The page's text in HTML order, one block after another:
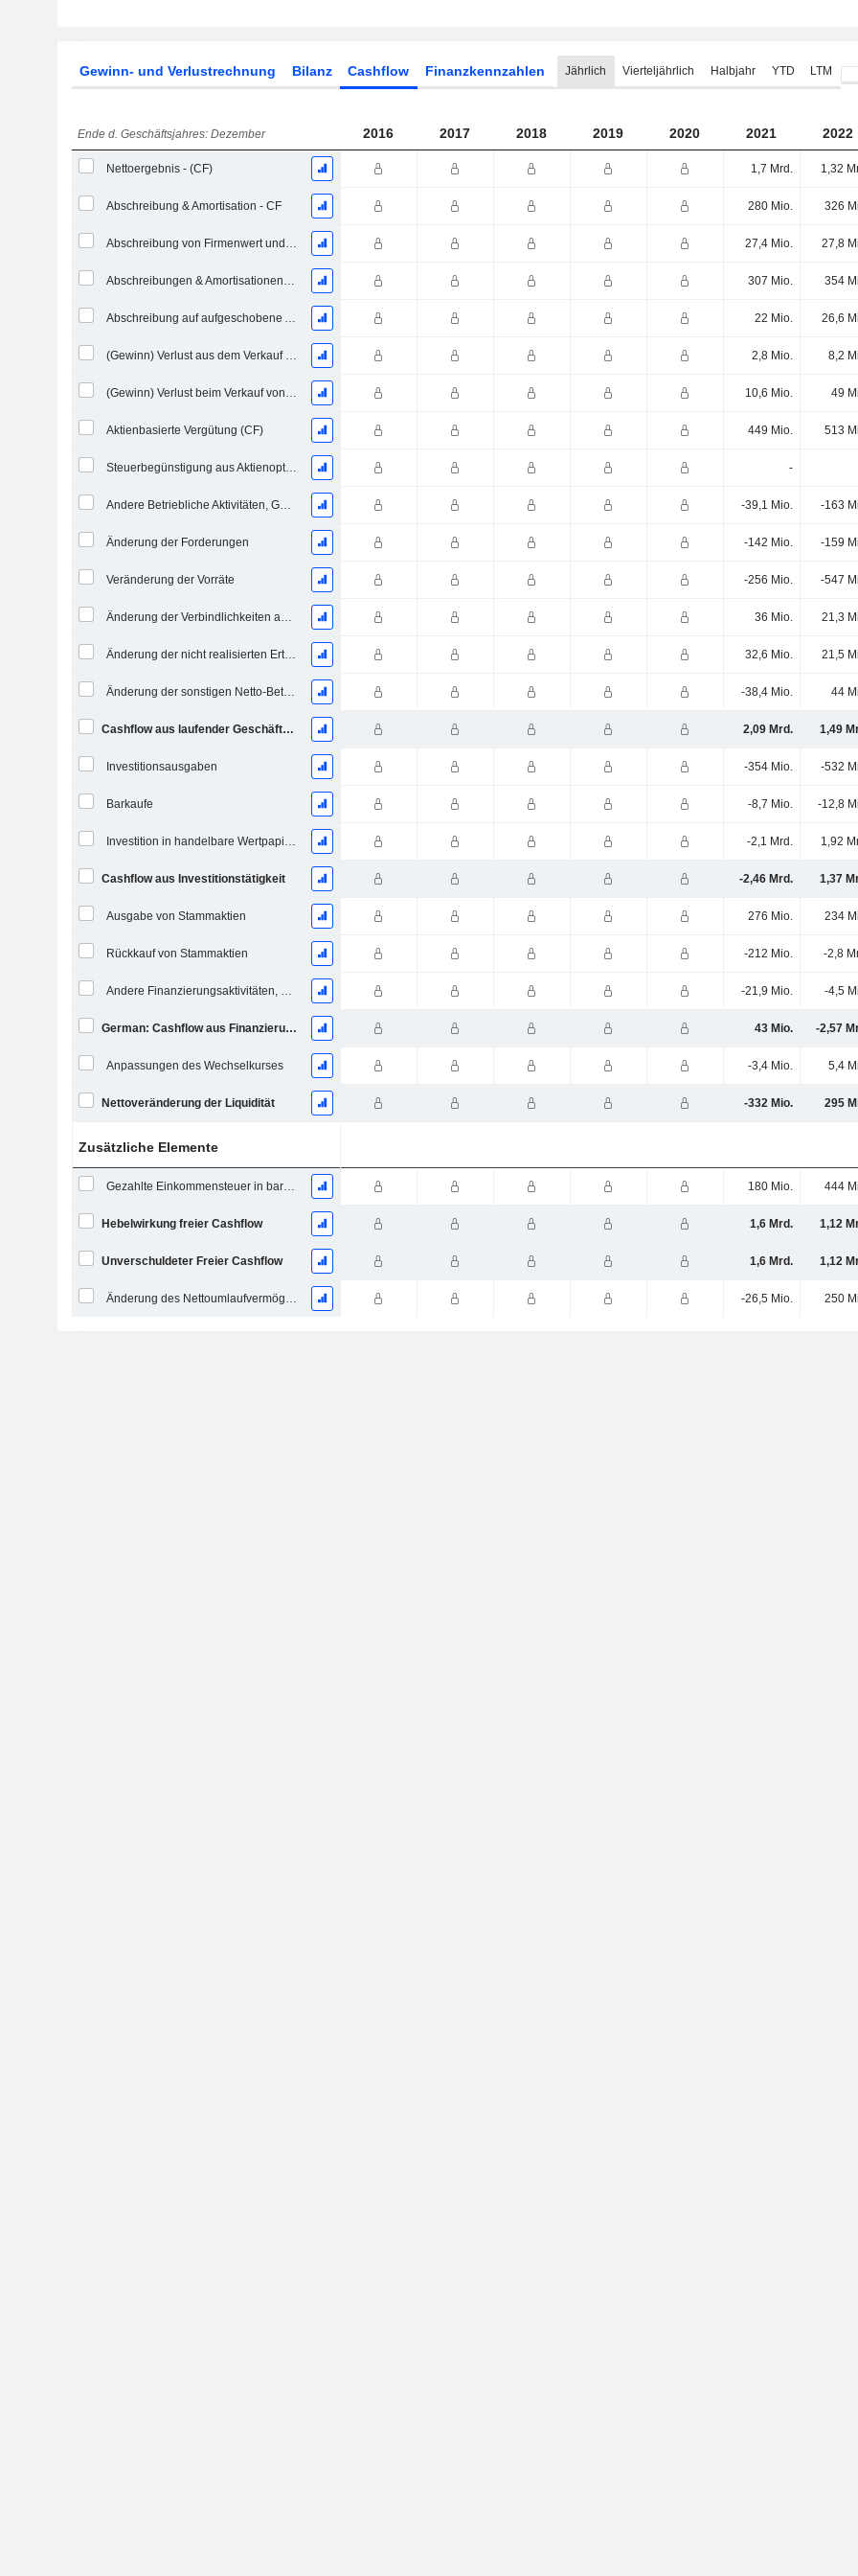
Gewinn- und Verlustrechnung Bilanz Cashflow Finanzkennzahlen Jährlich Vierteljährlich Halbjahr YTD LTM
Ende d. Geschäftsjahres: Dezember 2016 2017 2018 2019 2020 2021 2022
Nettoergebnis - (CF) 1,7 Mrd. 1,32
Abschreibung & Amortisation - CF 280 Mio. 326
Abschreibung von Firmenwert und immateriellen Vermögenswerten - (CF) - (Modellspezifisch) 27,4 Mio. 27,8
Abschreibungen & Amortisationen, Gesamt - CF 307 Mio. 354
Abschreibung auf aufgeschobene Aufwendungen, Gesamt - (CF) 22 Mio. 26,6
(Gewinn) Verlust aus dem Verkauf eines Vermögenswerts 2,8 Mio. 8,2
(Gewinn) Verlust beim Verkauf von Investitionen - (CF) 10,6 Mio. 49
Aktienbasierte Vergütung (CF) 449 Mio. 513
Steuerbegünstigung aus Aktienoptionen -
Andere Betriebliche Aktivitäten, Gesamt -39,1 Mio. -163
Änderung der Forderungen -142 Mio. -159
Veränderung der Vorräte -256 Mio. -547
Änderung der Verbindlichkeiten aus Lieferungen und Leistungen 36 Mio. 21,3
Änderung der nicht realisierten Erträge 32,6 Mio. 21,5
Änderung der sonstigen Netto-Betriebsvermögen -38,4 Mio. 44
Cashflow aus laufender Geschäftstätigkeit 2,09 Mrd. 1,49
Investitionsausgaben -354 Mio. -532
Barkaufe -8,7 Mio. -12,8
Investition in handelbare Wertpapiere und Eigenkapitalinstrumente, Gesamt -2,1 Mrd. 1,92
Cashflow aus Investitionstätigkeit -2,46 Mrd. 1,37
Ausgabe von Stammaktien 276 Mio. 234
Rückkauf von Stammaktien -212 Mio. -2,8
Andere Finanzierungsaktivitäten, Gesamt -21,9 Mio. -4,5
German: Cashflow aus Finanzierungstätigkeit 43 Mio. -2,57
Anpassungen des Wechselkurses -3,4 Mio. 5,4
Nettoveränderung der Liquidität -332 Mio. 295
Zusätzliche Elemente
Gezahlte Einkommensteuer in bar (Rückerstattung) 180 Mio. 444
Hebelwirkung freier Cashflow 1,6 Mrd. 1,12
Unverschuldeter Freier Cashflow 1,6 Mrd. 1,12
Änderung des Nettoumlaufvermögens -26,5 Mio. 250